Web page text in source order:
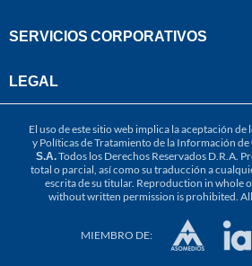
SERVICIOS CORPORATIVOS
LEGAL
El uso de este sitio web implica la aceptación de
y Políticas de Tratamiento de la Información de
S.A.Todos los Derechos Reservados D.R.A.
total o parcial, así como su traducción a
escrita de su titular. Reproduction in whole
without written permission is prohibited.
MIEMBRO DE: